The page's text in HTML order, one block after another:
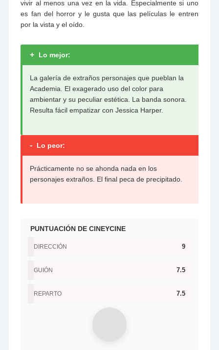
vivir al menos una vez en la vida. Especialmente si uno
es fan del horror y le gusta que las películas le entren
por la vista y el oído.
+ Lo mejor:
La galería de extraños personajes que pueblan la
Academia. El exagerado uso del color para
ambientar y su peculiar estética. La banda sonora.
Resulta fácil empatizar con Jessica Harper.
- Lo peor:
Prácticamente no se ahonda nada en los
personajes extraños. El final peca de precipitado.
PUNTUACIÓN DE CINEYCINE
DIRECCIÓN 9
GUIÓN 7.5
REPARTO 7.5